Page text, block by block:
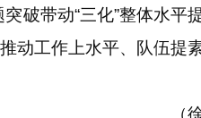
破带动“三化”整体水平提
动工作上水平、队伍提素
（徐